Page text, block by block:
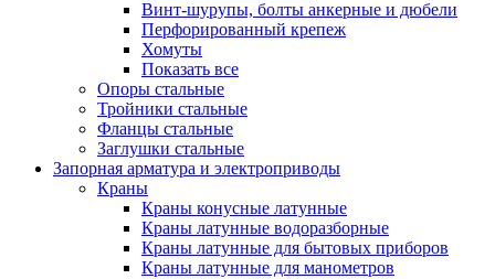
Винт-шурупы, болты анкерные и дюбели
Перфорированный крепеж
Хомуты
Показать все
Опоры стальные
Тройники стальные
Фланцы стальные
Заглушки стальные
Запорная арматура и электроприводы
Краны
Краны конусные латунные
Краны латунные водоразборные
Краны латунные для бытовых приборов
Краны латунные для манометров